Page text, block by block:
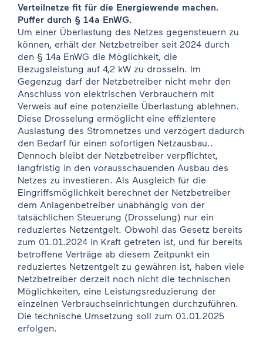
Verteilnetze fit für die Energiewende machen.
Puffer durch § 14a EnWG.
Um einer Überlastung des Netzes gegensteuern zu
können, erhält der Netzbetreiber seit 2024 durch
den § 14a EnWG die Möglichkeit, die
Bezugsleistung auf 4,2 kW zu drosseln. Im
Gegenzug darf der Netzbetreiber nicht mehr den
Anschluss von elektrischen Verbrauchern mit
Verweis auf eine potenzielle Überlastung ablehnen.
Diese Drosselung ermöglicht eine effizientere
Auslastung des Stromnetzes und verzögert dadurch
den Bedarf für einen sofortigen Netzausbau..
Dennoch bleibt der Netzbetreiber verpflichtet,
langfristig in den vorausschauenden Ausbau des
Netzes zu investieren. Als Ausgleich für die
Eingriffsmöglichkeit berechnet der Netzbetreiber
dem Anlagenbetreiber unabhängig von der
tatsächlichen Steuerung (Drosselung) nur ein
reduziertes Netzentgelt. Obwohl das Gesetz bereits
zum 01.01.2024 in Kraft getreten ist, und für bereits
betroffene Verträge ab diesem Zeitpunkt ein
reduziertes Netzentgelt zu gewähren ist, haben viele
Netzbetreiber derzeit noch nicht die technischen
Möglichkeiten, eine Leistungsreduzierung der
einzelnen Verbrauchseinrichtungen durchzuführen.
Die technische Umsetzung soll zum 01.01.2025
erfolgen.